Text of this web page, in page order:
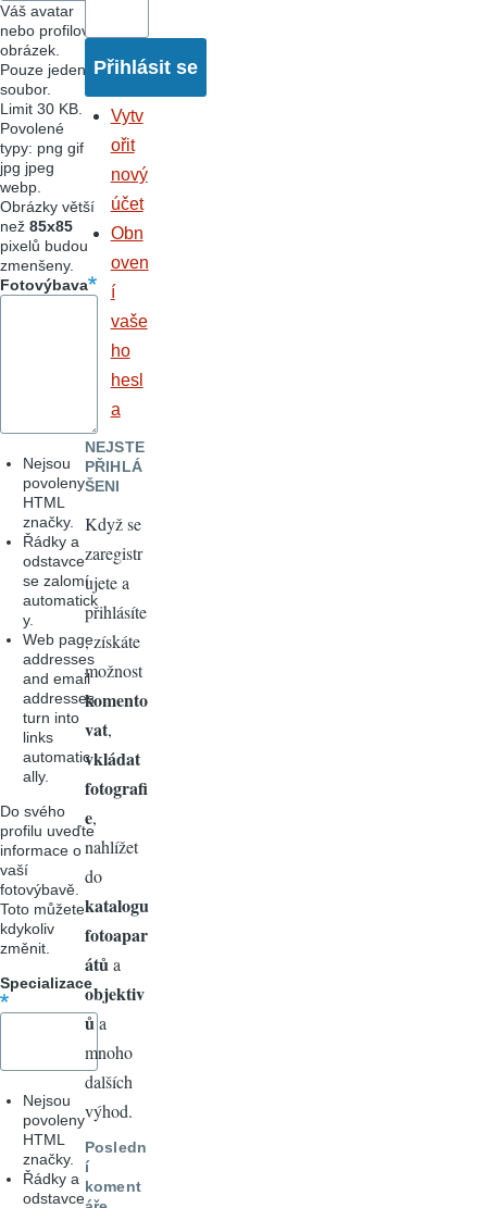
Váš avatar
nebo profilový
obrázek.
Pouze jeden
soubor.
Limit 30 KB.
Povolené
typy: png gif
jpg jpeg
webp.
Obrázky větší
než 85x85
pixelů budou
zmenšeny.
Fotovýbava
Nejsou
povoleny
HTML
značky.
Řádky a
odstavce
se zalomí
automatick
y.
Web page
addresses
and email
addresses
turn into
links
automatic
ally.
Do svého
profilu uveďte
informace o
vaší
fotovýbavě.
Toto můžete
kdykoliv
změnit.
Specializace
Nejsou
povoleny
HTML
značky.
Řádky a
odstavce
Vytv
ořit
nový
účet
Obn
oven
í
vaše
ho
hesl
a
NEJSTE
PŘIHLÁ
ŠENI
Když se
zaregistr
ujete a
přihlásíte
, získáte
možnost
komento
vat,
vkládat
fotografi
e,
nahlížet
do
katalogu
fotoapar
átů a
objektiv
ůa
mnoho
dalších
výhod.
Posledn
í
koment